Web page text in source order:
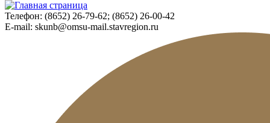
Телефон: (8652) 26-79-62; (8652) 26-00-42
E-mail: skunb@omsu-mail.stavregion.ru